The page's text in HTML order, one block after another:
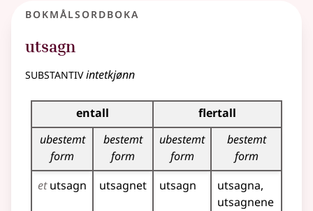
Bokmålsordboka
utsagn
substantivintetkjønn
Bøyingstabell for dette substantivet
entall
flertall
ubestemt
form
bestemt
form
ubestemt
form
bestemt
form
etutsagn utsagnet utsagn
utsagna
utsagnene